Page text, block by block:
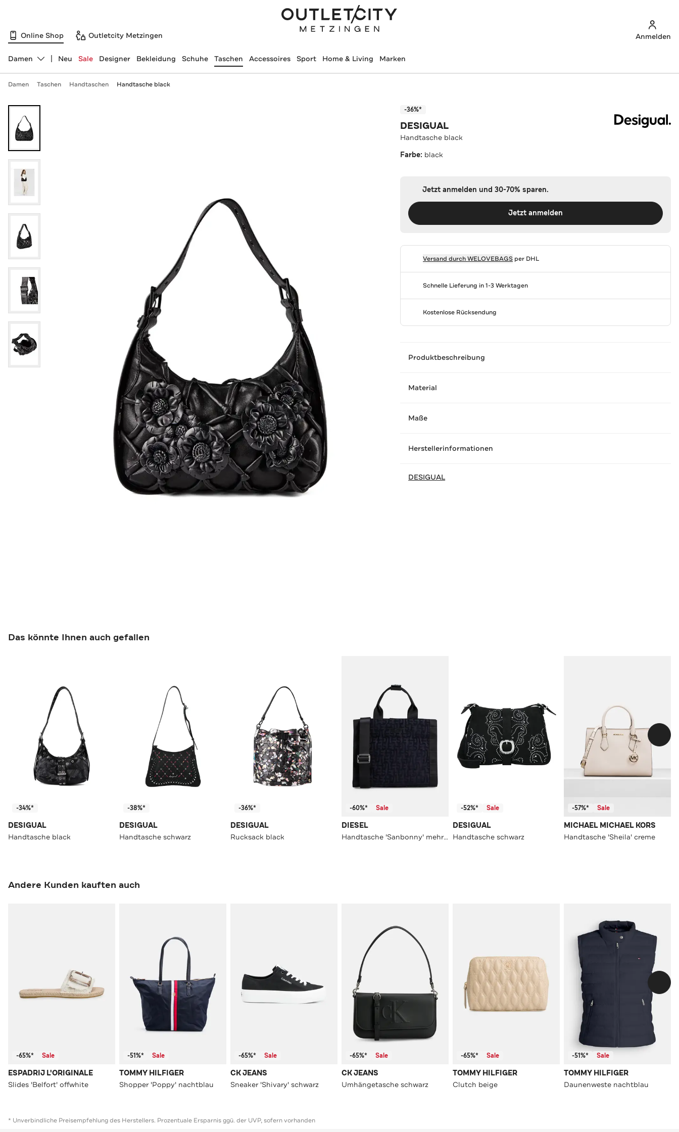
Online Shop Outletcity Metzingen Anmelden
Abteilung ändern, ausgewählt:
Damen Neu Sale Designer Bekleidung Schuhe Taschen Accessoires Sport Home & Living Marken
Damen Taschen Handtaschen Handtasche black
-36%*
DESIGUAL
Handtasche black
Farbe: black
Jetzt anmelden und 30-70% sparen.
Jetzt anmelden
Versand durchWELOVEBAGS per DHL
Schnelle Lieferung in 1-3 Werktagen
Kostenlose Rücksendung
Produktbeschreibung
Material
Maße
Herstellerinformationen
DESIGUAL
Das könnte Ihnen auch gefallen
-34%*
DESIGUAL
Handtasche black
-38%*
DESIGUAL
Handtasche schwarz
-36%*
DESIGUAL
Rucksack black
-60%* Sale
DIESEL
Handtasche 'Sanbonny' mehrfarbig
-52%* Sale
DESIGUAL
Handtasche schwarz
-57%* Sale
MICHAEL MICHAEL KORS
Handtasche 'Sheila' creme
Andere Kunden kauften auch
-65%* Sale
ESPADRIJ L'ORIGINALE
Slides 'Belfort' offwhite
-51%* Sale
TOMMY HILFIGER
Shopper 'Poppy' nachtblau
-65%* Sale
CK JEANS
Sneaker 'Shivary' schwarz
-65%* Sale
CK JEANS
Umhängetasche schwarz
-65%* Sale
TOMMY HILFIGER
Clutch beige
-51%* Sale
TOMMY HILFIGER
Daunenweste nachtblau
* Unverbindliche Preisempfehlung des Herstellers. Prozentuale Ersparnis ggü. der UVP, sofern vorhanden